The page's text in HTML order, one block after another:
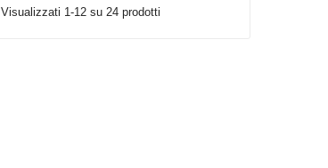
Visualizzati 1-12 su 24 prodotti